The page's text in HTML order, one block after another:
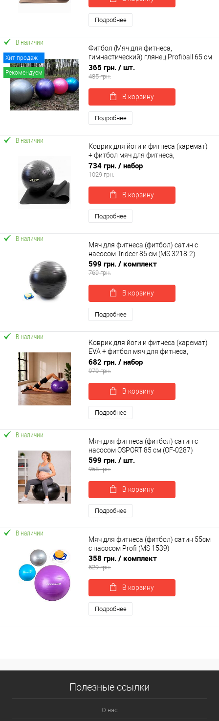
Подробнее
Хит продаж
Рекомендуем
В наличии
Фитбол (Мяч для фитнеса,
гимнастический) глянец Profiball 65 см
(MS 1576)
365 грн. / шт.
485 грн.
В корзину
Подробнее
В наличии
Коврик для йоги и фитнеса (каремат)
+ фитбол мяч для фитнеса,
беременных 55 см OSPORT Set 90 (n-
0120)
734 грн. / набор
1029 грн.
В корзину
Подробнее
В наличии
Мяч для фитнеса (фитбол) сатин с
насосом Trideer 85 см (MS 3218-2)
599 грн. / комплект
769 грн.
В корзину
Подробнее
В наличии
Коврик для йоги и фитнеса (каремат)
EVA + фитбол мяч для фитнеса,
беременных 65 см OSPORT Set 115 (n-
0148)
682 грн. / набор
979 грн.
В корзину
Подробнее
В наличии
Мяч для фитнеса (фитбол) сатин с
насосом OSPORT 85 см (OF-0287)
599 грн. / шт.
958 грн.
В корзину
Подробнее
В наличии
Мяч для фитнеса (фитбол) сатин 55см
с насосом Profi (MS 1539)
358 грн. / комплект
529 грн.
В корзину
Подробнее
Полезные ссылки
О нас